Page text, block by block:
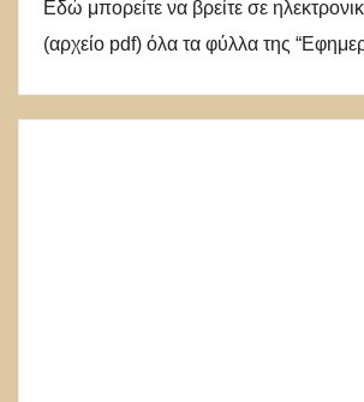
Εδώ μπορείτε να βρείτε σε
(αρχείο pdf) όλα τα φύλλα της